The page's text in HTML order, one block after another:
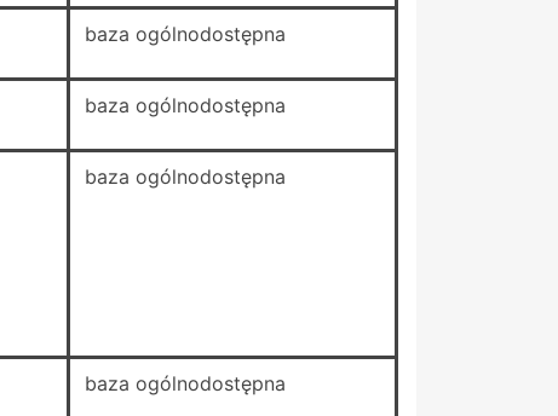
baza ogólnodostępna
baza ogólnodostępna
baza ogólnodostępna
baza ogólnodostępna